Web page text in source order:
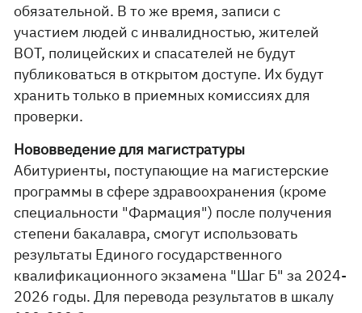
обязательной. В то же время, записи с
участием людей с инвалидностью, жителей
ВОТ, полицейских и спасателей не будут
публиковаться в открытом доступе. Их будут
хранить только в приемных комиссиях для
проверки.
Нововведение для магистратуры
Абитуриенты, поступающие на магистерские
программы в сфере здравоохранения (кроме
специальности "Фармация") после получения
степени бакалавра, смогут использовать
результаты Единого государственного
квалификационного экзамена "Шаг Б" за 2024-
2026 годы. Для перевода результатов в шкалу